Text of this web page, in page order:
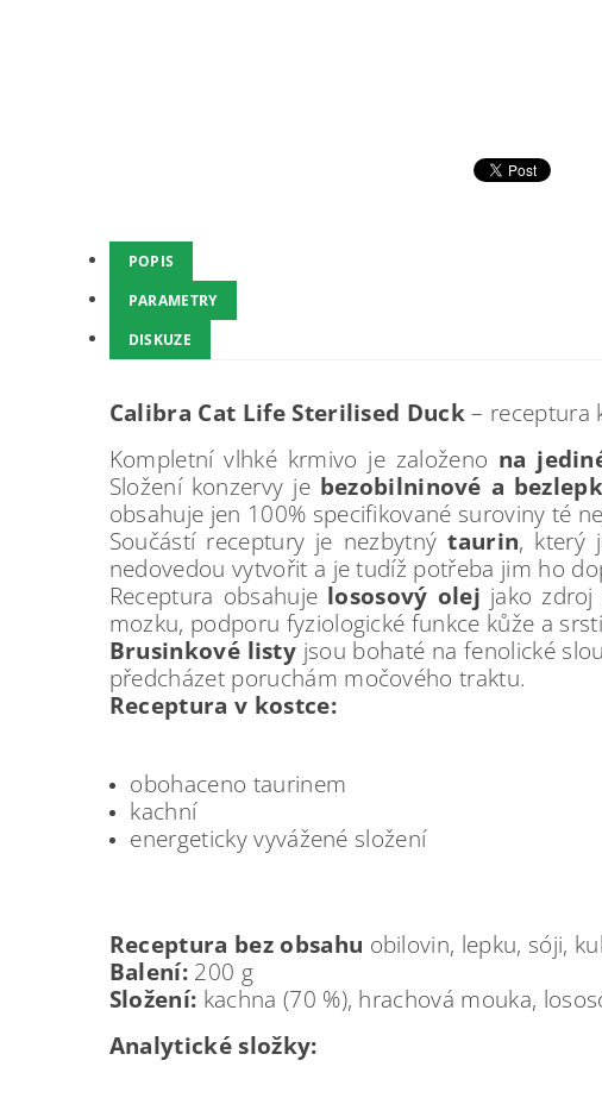
POPIS
PARAMETRY
DISKUZE
Calibra Cat LifeSterilised Duck – receptura
Kompletní vlhké krmivo je založeno na
Složení konzervy je bezobilninové a
obsahuje jen 100% specifikované suroviny té
Součástí receptury je nezbytnýtaurin, který
nedovedou vytvořit a je tudíž potřeba jim ho
Receptura obsahuje lososový olej jako zdroj
mozku, podporu fyziologické funkce kůže a
Brusinkové listy jsou bohaté na fenolické
předcházet poruchám močového traktu.
Receptura v kostce:
obohaceno taurinem
kachní
energeticky vyvážené složení
Receptura bez obsahu obilovin, lepku, sóji,
Balení: 200 g
Složení: kachna (70 %), hrachová mouka,
Analytické složky: